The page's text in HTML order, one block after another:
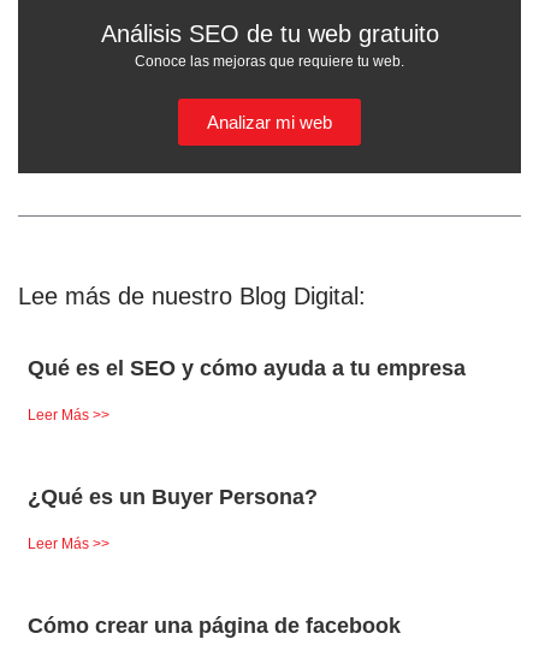
Análisis SEO de tu web gratuito
Conoce las mejoras que requiere tu web.
Analizar mi web
Lee más de nuestro Blog Digital:
Qué es el SEO y cómo ayuda a tu empresa
Leer Más >>
¿Qué es un Buyer Persona?
Leer Más >>
Cómo crear una página de facebook